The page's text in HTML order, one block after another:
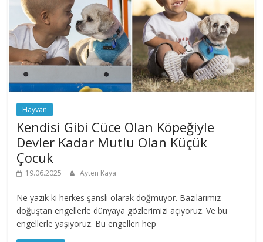
Hayvan
Kendisi Gibi Cüce Olan Köpeğiyle
Devler Kadar Mutlu Olan Küçük
Çocuk
19.06.2025 Ayten Kaya
Ne yazık ki herkes şanslı olarak doğmuyor. Bazılarımız
doğuştan engellerle dünyaya gözlerimizi açıyoruz. Ve bu
engellerle yaşıyoruz. Bu engelleri hep